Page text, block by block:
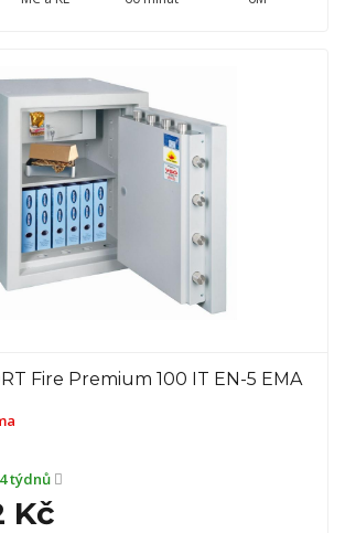
Fire Premium 100 IT EN-5 EMA
týdnů
Kč